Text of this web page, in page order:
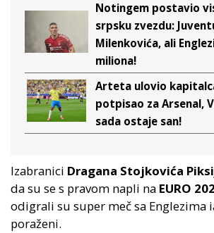
Notingem postavio
srpsku zvezdu:
Milenkovića, ali
miliona!
Arteta ulovio
potpisao za Arsenal,
sada ostaje san!
Izabranici Dragana Stojkovića
da su se s pravom napli na EURO
odigrali su super meč sa Englezima
poraženi.